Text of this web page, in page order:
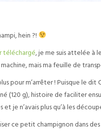
hein ?!
téléchargé, je me suis attelée à
mais ma feuille de
pour m’arrêter ! Puisque le
(120 g), histoire de faciliter
et je n’avais plus qu’à les
ce petit champignon dans